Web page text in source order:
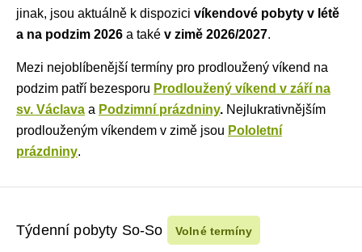
jinak, jsou aktuálně k dispozici víkendové pobyty v létě
a na podzim 2026 a také v zimě 2026/2027.
Mezi nejoblíbenější termíny pro prodloužený víkend na
podzim patří bezesporu Prodloužený víkend v září na
sv. Václava a Podzimní prázdniny. Nejlukrativnějším
prodlouženým víkendem v zimě jsou Pololetní
prázdniny.
Týdenní pobyty So-So Volné termíny